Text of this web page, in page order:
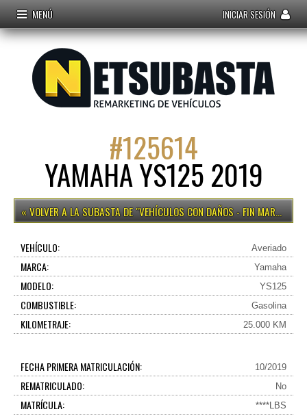
MENÚ INICIAR SESIÓN
#125614
YAMAHA YS125 2019
VEHÍCULOS CON DAÑOS - FIN MARTES 12H
VEHÍCULO: Averiado
MARCA: Yamaha
MODELO: YS125
COMBUSTIBLE: Gasolina
KILOMETRAJE: 25.000 KM
FECHA PRIMERA MATRICULACIÓN: 10/2019
REMATRICULADO: No
MATRÍCULA: ****LBS